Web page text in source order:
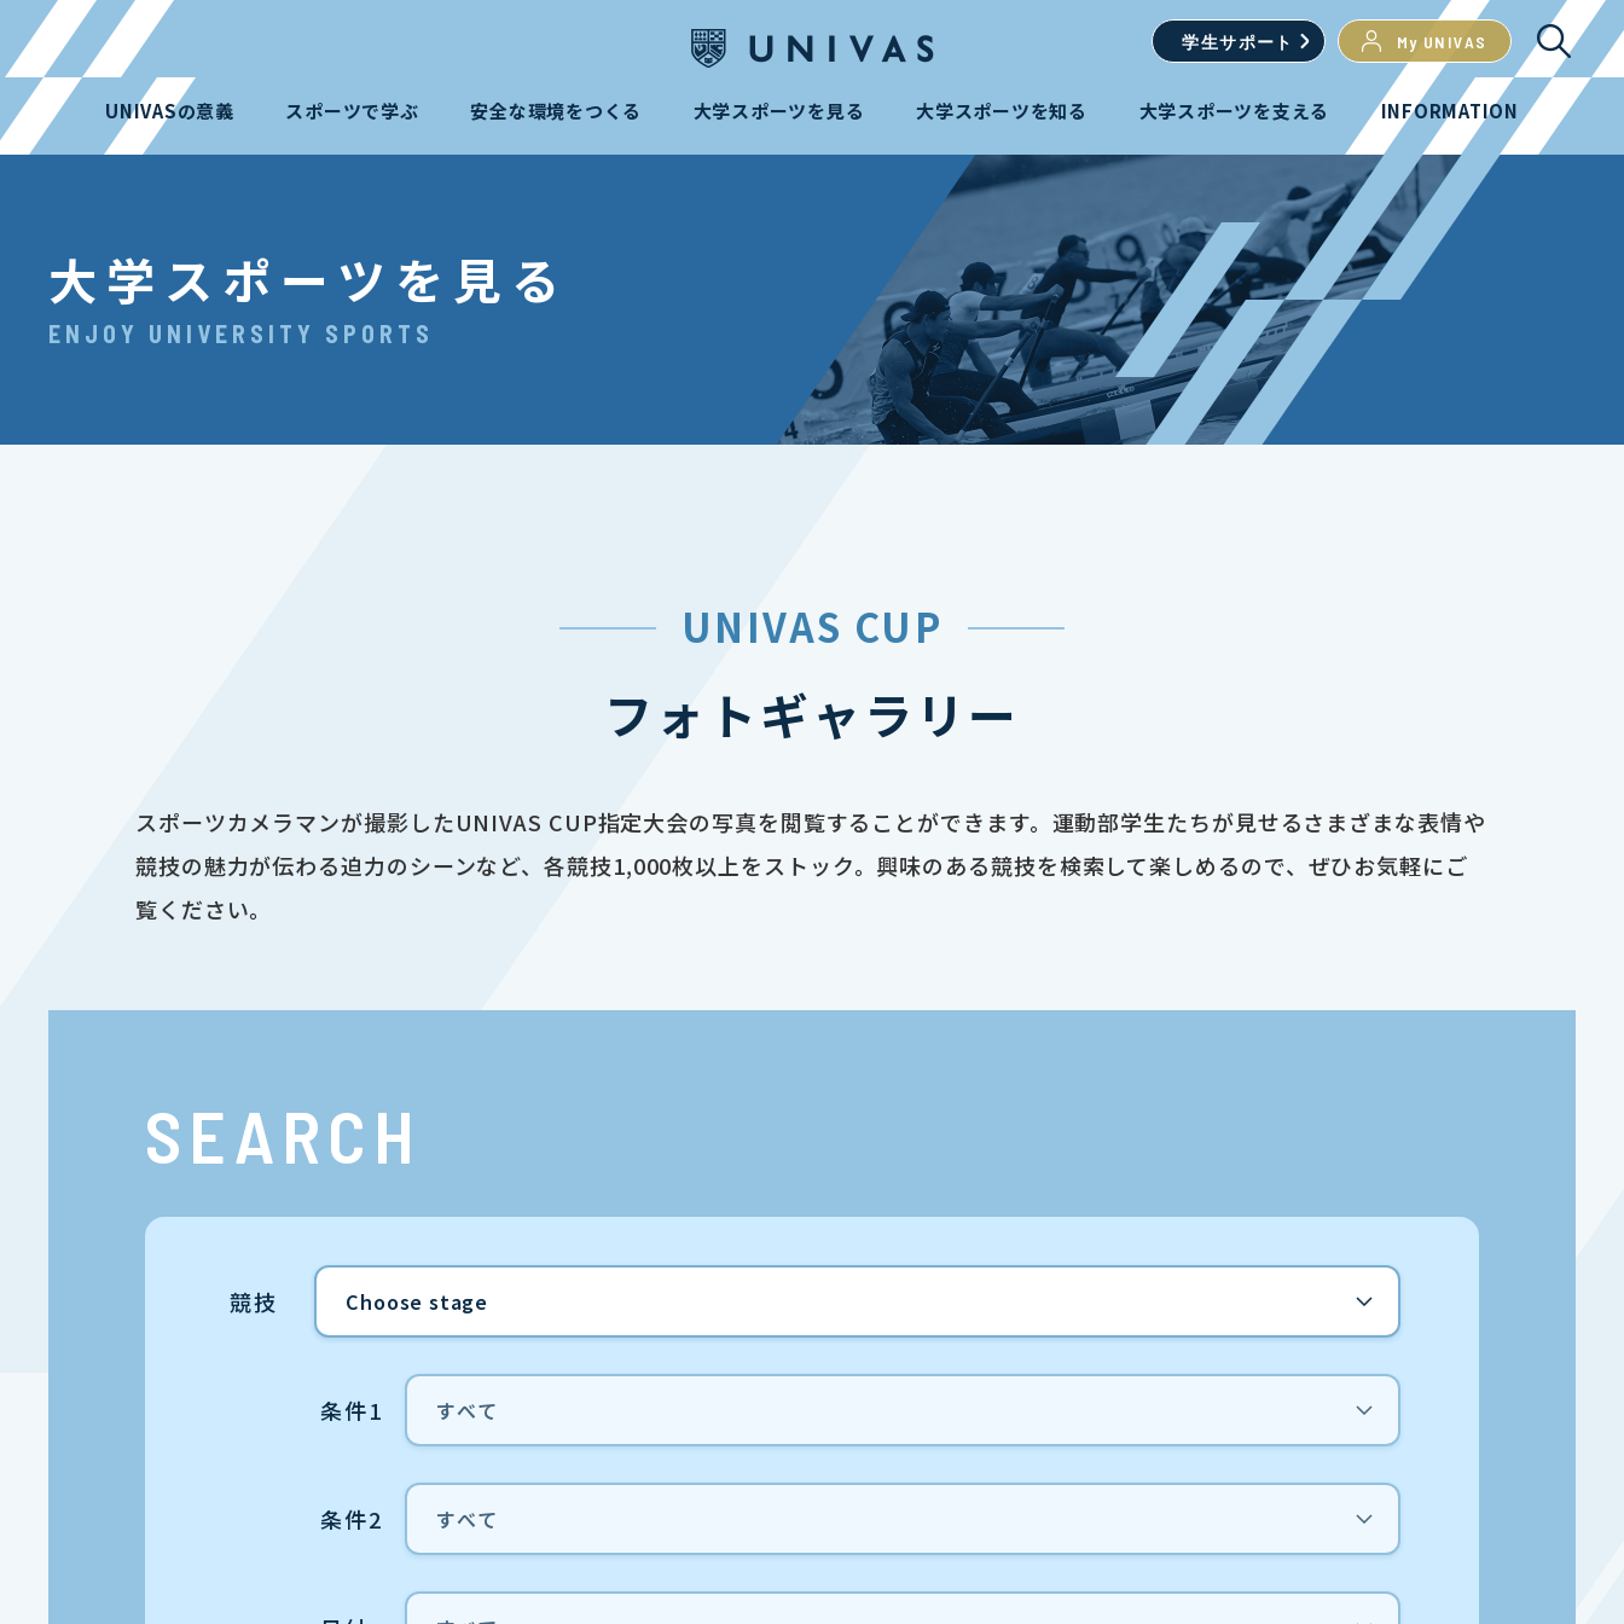
学生サポート My UNIVAS
UNIVASの意義 スポーツで学ぶ 安全な環境をつくる 大学スポーツを見る 大学スポーツを知る 大学スポーツを支える INFORMATION
大学スポーツを見る
ENJOY UNIVERSITY SPORTS
UNIVAS CUP
フォトギャラリー
スポーツカメラマンが撮影したUNIVAS CUP指定大会の写真を閲覧することができます。運動部学生たちが見せるさまざまな表情や
競技の魅力が伝わる迫力のシーンなど、各競技1,000枚以上をストック。興味のある競技を検索して楽しめるので、ぜひお気軽にご
覧ください。
SEARCH
競技
条件1
条件2